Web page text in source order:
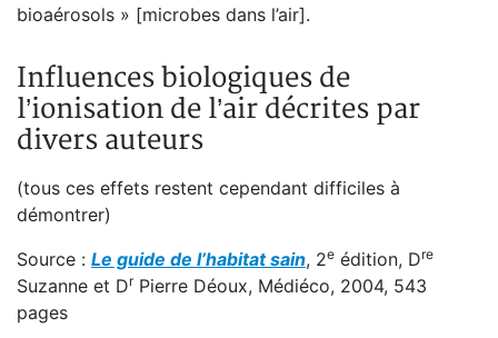
bioaérosols » [microbes dans l’air].
Influences biologiques de
l’ionisation de l’air décrites par
divers auteurs
(tous ces effets restent cependant difficiles à
démontrer)
Source : Le guide de l’habitat sain, 2e édition, Dre
Suzanne et DrPierre Déoux, Médiéco, 2004, 543
pages